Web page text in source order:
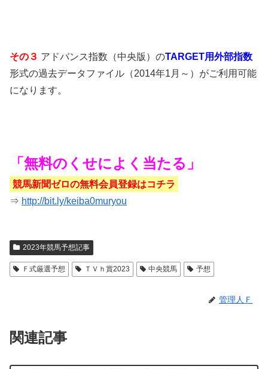
その３ アドバンス指数（中央版）のTARGET用外部指数
形式の過去データファイル（2014年1月～）がご利用可能
になります。
「無料のくせによく当たる」
競馬新聞ゼロの無料会員登録はコチラ
⇒ http://bit.ly/keiba0muryou
2023年競馬予想記事
Ｆ式厳選予想 ＴＶｈ賞2023 中央競馬 予想
管理人Ｆ
関連記事